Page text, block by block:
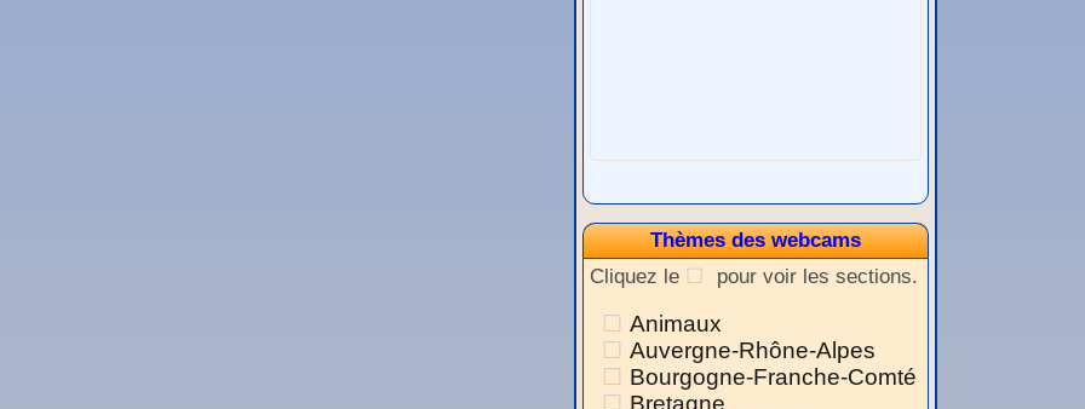
Thèmes des webcams
Cliquez le
pour voir les sections.
Animaux
Auvergne-Rhône-Alpes
Bourgogne-Franche-Comté
Bretagne